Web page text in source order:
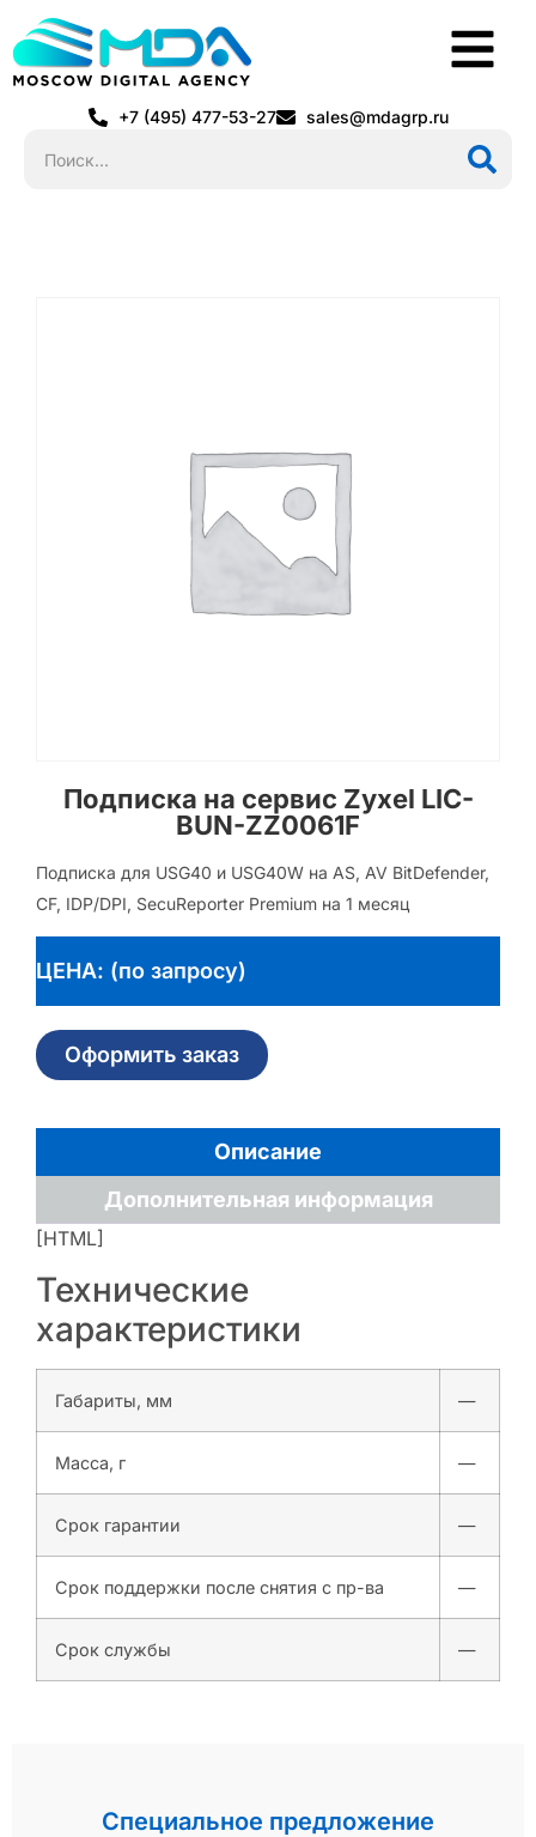
+7 (495) 477-53-27 sales@mdagrp.ru
Подписка на сервис Zyxel LIC-
BUN-ZZ0061F
Подписка для USG40 и USG40W на AS, AV BitDefender,
CF, IDP/DPI, SecuReporter Premium на 1 месяц
ЦЕНА: (по запросу)
Оформить заказ
Описание
Дополнительная информация
[HTML]
Технические
характеристики
Габариты, мм —
Масса, г —
Срок гарантии —
Срок поддержки после снятия с пр-ва —
Срок службы —
Специальное предложение